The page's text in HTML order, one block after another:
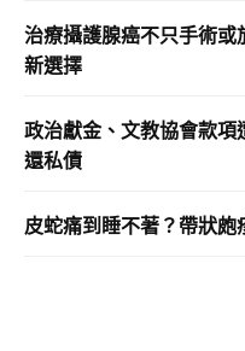
治療攝護腺癌不只手術
新選擇
政治獻金、文教協會款
還私債
皮蛇痛到睡不著？帶狀